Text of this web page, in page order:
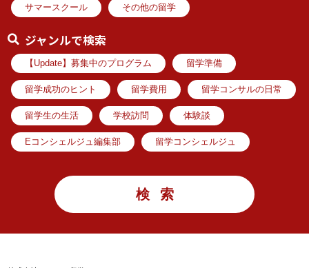
サマースクール その他の留学
ジャンルで検索
【Update】募集中のプログラム 留学準備
留学成功のヒント 留学費用 留学コンサルの日常
留学生の生活 学校訪問 体験談
Eコンシェルジュ編集部 留学コンシェルジュ